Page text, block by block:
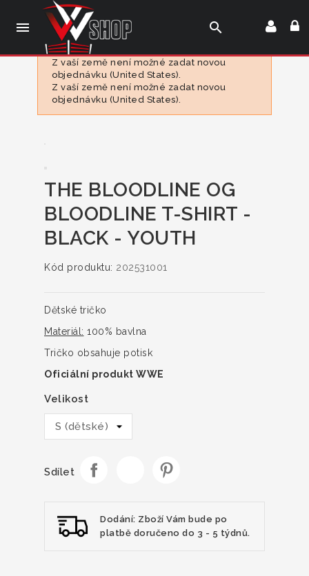
 search
Z vaší země není možné zadat novou
objednávku (United States).
Z vaší země není možné zadat novou
objednávku (United States).
THE BLOODLINE OG
BLOODLINE T-SHIRT -
BLACK - YOUTH
Kód produktu: 202531001
Dětské tričko
Materiál: 100% bavlna
Tričko obsahuje potisk
Oficiální produkt WWE
Velikost
Sdílet
Dodání: Zboží Vám bude po
platbě doručeno do 3 - 5 týdnů.